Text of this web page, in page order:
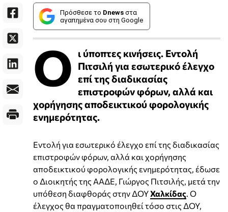
Πρόσθεσε το Dnews στα
αγαπημένα σου στη Google
Ο ι ύποπτες κινήσεις. Εντολή
Πιτσιλή για εσωτερικό έλεγχο
επί της διαδικασίας
επιστροφών φόρων, αλλά και
χορήγησης αποδεικτικού φορολογικής
ενημερότητας.
Εντολή για εσωτερικό έλεγχο επί της διαδικασίας
επιστροφών φόρων, αλλά και χορήγησης
αποδεικτικού φορολογικής ενημερότητας, έδωσε
ο Διοικητής της ΑΑΔΕ, Γιώργος Πιτσιλής, μετά την
υπόθεση διαφθοράς στην ΔΟΥΧαλκίδας . Ο
έλεγχος θα πραγματοποιηθεί τόσο στις ΔΟΥ,